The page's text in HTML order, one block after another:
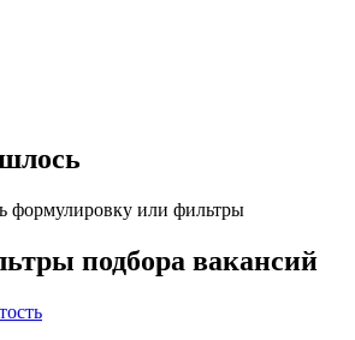
формулировку или фильтры
подбора вакансий